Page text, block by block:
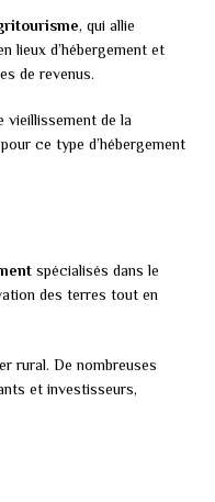
, qui allie
lieux d’hébergement et
de revenus.
vieillissement de la
ce type d’hébergement
spécialisés dans le
des terres tout en
rural. De nombreuses
et investisseurs,